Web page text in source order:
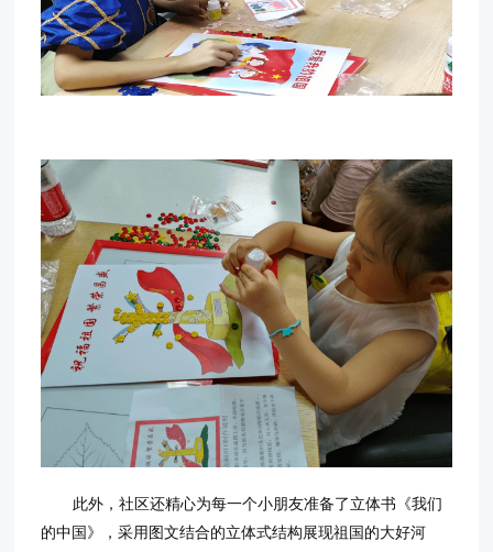
此外，社区还精心为每一个小朋友准备了立体书《我们
的中国》，采用图文结合的立体式结构展现祖国的大好河